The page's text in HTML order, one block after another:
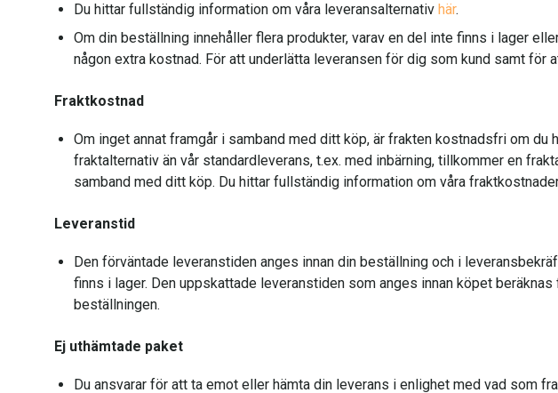
Du hittar fullständig information om våra leveransalternativ här.
Om din beställning innehåller flera produkter, varav en del inte finns i lager
någon extra kostnad. För att underlätta leveransen för dig som kund samt
Fraktkostnad
Om inget annat framgår i samband med ditt köp, är frakten kostnadsfri om
fraktalternativ än vår standardleverans, t.ex. med inbärning, tillkommer en
samband med ditt köp. Du hittar fullständig information om våra
Leveranstid
Den förväntade leveranstiden anges innan din beställning och i
finns i lager. Den uppskattade leveranstiden som anges innan köpet
beställningen.
Ej uthämtade paket
Du ansvarar för att ta emot eller hämta din leverans i enlighet med vad som